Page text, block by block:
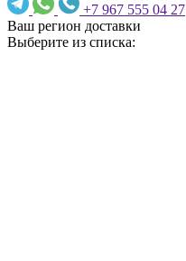
+7 967 555 04 27
Ваш регион доставки
Выберите из списка: